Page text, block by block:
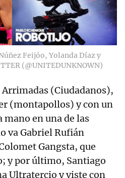
Feijóo, Yolanda Díaz y
(@UNITEDUNKNOWN)
(Ciudadanos),
(montapollos) y con un
en una de las
va Gabriel Rufián
Gangsta, que
y por último, Santiago
Ultratercio y viste con